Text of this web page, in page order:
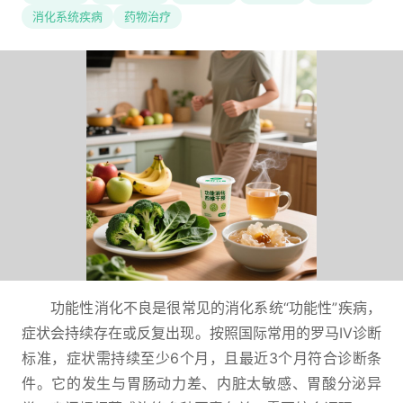
消化系统疾病
药物治疗
功能性消化不良是很常见的消化系统“功能性”疾病，
症状会持续存在或反复出现。按照国际常用的罗马IV诊断
标准，症状需持续至少6个月，且最近3个月符合诊断条
件。它的发生与胃肠动力差、内脏太敏感、胃酸分泌异